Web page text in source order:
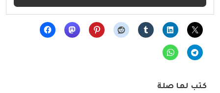
كتب لها صلة